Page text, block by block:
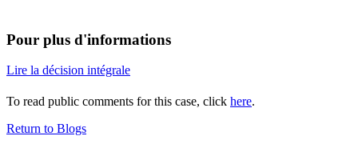
Pour plus d'informations
Lire la décision intégrale
To read public comments for this case, click here.
Return to Blogs